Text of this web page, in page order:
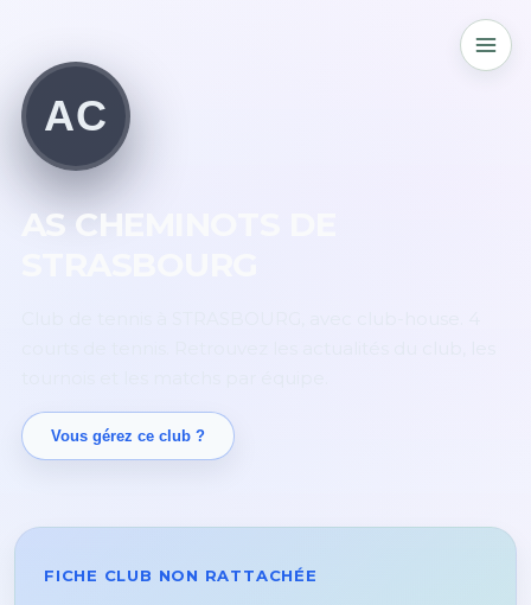
AC
AS CHEMINOTS DE
Vous gérez ce club ?
FICHE CLUB NON RATTACHÉE